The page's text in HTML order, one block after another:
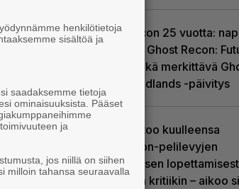
3
Ghost Recon 25 vuotta:
ilmaiseksi Ghost Recon:
Soldier sekä merkittävä
Recon Wildlands -päivitys
4
Sony kertoo kuulleensa
PlayStation-pelilevyjen
valmistuksen
nousseen kritiikin – aikoo
henkilötietoja
sisältöä ja
saadaksemme tietoja
ominaisuuksista. Pääset
ja
jos niillä on siihen
milloin tahansa seuraavalla